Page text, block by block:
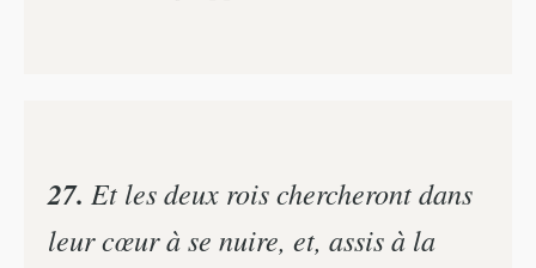
27. Et les deux rois chercheront dans
leur cœur à se nuire, et, assis à la